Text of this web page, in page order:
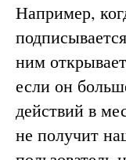
Например,
ним
если он
действий в
не получит